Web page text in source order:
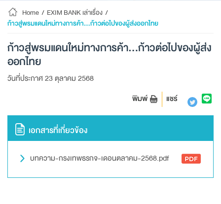
Home / EXIM BANK เล่าเรื่อง /
ก้าวสู่พรมแดนใหม่ทางการค้า…ก้าวต่อไปของผู้ส่งออกไทย
ก้าวสู่พรมแดนใหม่ทางการค้า…ก้าวต่อไปของผู้ส่ง
ออกไทย
วันที่ประกาศ 23 ตุลาคม 2568
พิมพ์
แชร์
เอกสารที่เกี่ยวข้อง
บทความ-กรงเทพธรกจ-เดอนตลาคม-2568.pdf